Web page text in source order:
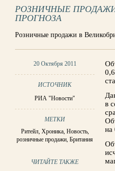
РОЗНИЧНЫЕ
ПРОГНОЗА
Розничные продажи в
20 Октября 2011
ИСТОЧНИК
РИА "Новости"
МЕТКИ
Ритейл, Хроника, Новость,
розничные продажи,Британия
ЧИТАЙТЕ ТАКЖЕ
в
на